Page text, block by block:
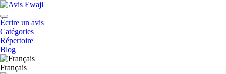
Écrire un avis
Catégories
Répertoire
Blog
Français